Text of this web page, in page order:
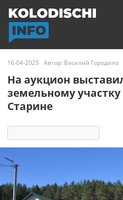
16-04-2025 Автор: Василий Городило
На аукцион
земельному
Старине